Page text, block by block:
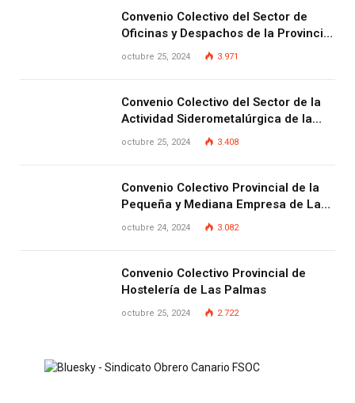
Convenio Colectivo del Sector de
Oficinas y Despachos de la Provincia
de Las Palmas
octubre 25, 2024 3.971
Convenio Colectivo del Sector de la
Actividad Siderometalúrgica de la
Provincia de Las Palmas
octubre 25, 2024 3.408
Convenio Colectivo Provincial de la
Pequeña y Mediana Empresa de Las
Palmas.
octubre 24, 2024 3.082
Convenio Colectivo Provincial de
Hostelería de Las Palmas
octubre 25, 2024 2.722